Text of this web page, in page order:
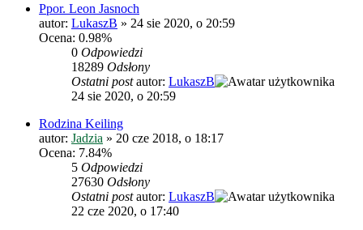
Ppor. Leon Jasnoch
autor: LukaszB » 24 sie 2020, o 20:59
Ocena: 0.98%
0 Odpowiedzi
18289 Odsłony
Ostatni postautor: LukaszB
24 sie 2020, o 20:59
Rodzina Keiling
autor: Jadzia » 20 cze 2018, o 18:17
Ocena: 7.84%
5 Odpowiedzi
27630 Odsłony
Ostatni postautor: LukaszB
22 cze 2020, o 17:40